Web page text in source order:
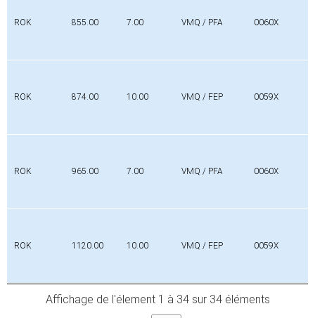
ROK 855.00 7.00 VMQ / PFA 0060X
ROK 874.00 10.00 VMQ / FEP 0059X
ROK 965.00 7.00 VMQ / PFA 0060X
ROK 1120.00 10.00 VMQ / FEP 0059X
Affichage de l'élement 1 à 34 sur 34 éléments